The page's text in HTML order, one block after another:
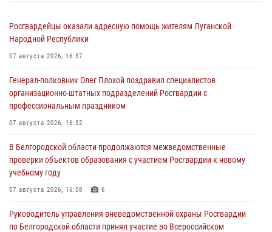
Росгвардейцы оказали адресную помощь жителям Луганской
Народной Республики
07 августа 2026, 16:37
Генерал-полковник Олег Плохой поздравил специалистов
организационно-штатных подразделений Росгвардии с
профессиональным праздником
07 августа 2026, 16:32
В Белгородской области продолжаются межведомственные
проверки объектов образования с участием Росгвардии к новому
учебному году
07 августа 2026, 16:08 6
Руководитель управления вневедомственной охраны Росгвардии
по Белгородской области принял участие во Всероссийском